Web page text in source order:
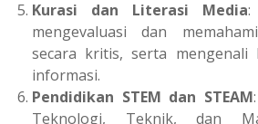
Kurasi dan Literasi Media:
mengevaluasi dan
secara kritis, serta mengenali
informasi.
Pendidikan STEM dan STEAM
Teknologi, Teknik, dan